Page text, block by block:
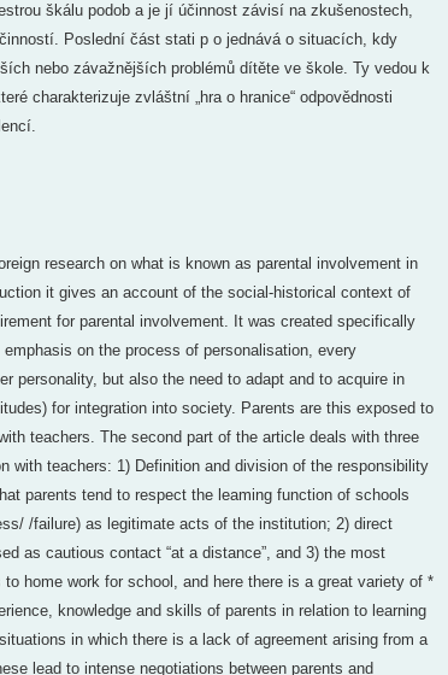
škálu podob a je jí účinnost závisí na zkušenostech,
Poslední část stati p o jednává o situacích, kdy
nebo závažnějších problémů dítěte ve škole. Ty vedou k
charakterizuje zvláštní „hra o hranice“ odpovědnosti
research on what is known as parental involvement in
it gives an account of the social-historical context of
for parental involvement. It was created specifically
on the process of personalisation, every
personality, but also the need to adapt and to acquire in
for integration into society. Parents are this exposed to
teachers. The second part of the article deals with three
with teachers: 1) Definition and division of the responsibility
parents tend to respect the leaming function of schools
/failure) as legitimate acts of the institution; 2) direct
as cautious contact “at a distance”, and 3) the most
home work for school, and here there is a great variety of *
knowledge and skills of parents in relation to learning
in which there is a lack of agreement arising from a
lead to intense negotiations between parents and